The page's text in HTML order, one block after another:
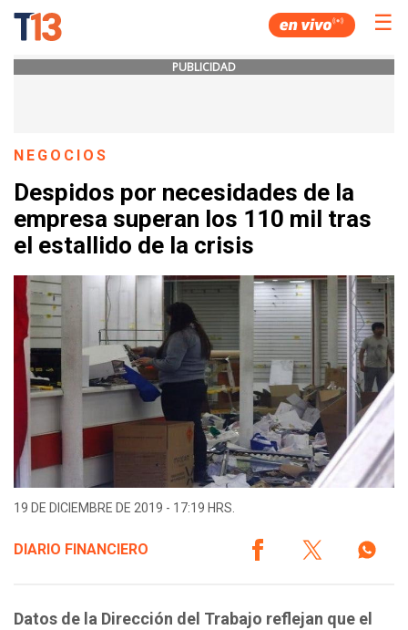
☰
PUBLICIDAD
NEGOCIOS
Despidos por necesidades de la
empresa superan los 110 mil tras
el estallido de la crisis
19 DE DICIEMBRE DE 2019 - 17:19 HRS.
DIARIO FINANCIERO
Datos de la Dirección del Trabajo reflejan que el